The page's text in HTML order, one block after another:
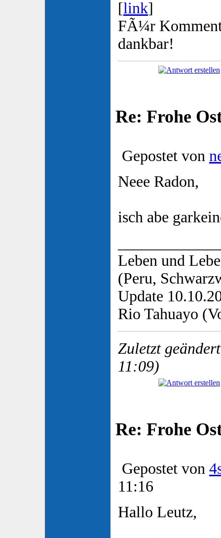
[link]
FÃ¼r
dankbar!
Re: Frohe
Gepostet von
Neee Radon,
isch abe
Leben und
(Peru,
Update
Rio Tahuayo
Zuletzt
11:09)
Re: Frohe
Gepostet von
11:16
Hallo Leutz,